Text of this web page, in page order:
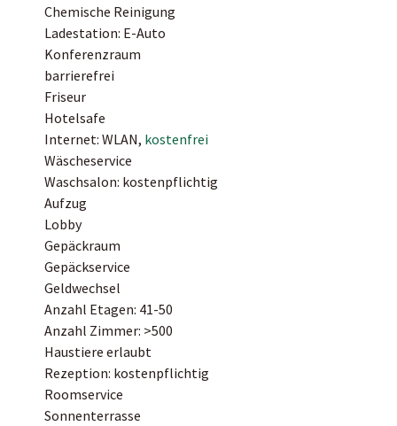
Chemische Reinigung
Ladestation: E-Auto
Konferenzraum
barrierefrei
Friseur
Hotelsafe
Internet: WLAN, kostenfrei
Wäscheservice
Waschsalon: kostenpflichtig
Aufzug
Lobby
Gepäckraum
Gepäckservice
Geldwechsel
Anzahl Etagen: 41-50
Anzahl Zimmer: >500
Haustiere erlaubt
Rezeption: kostenpflichtig
Roomservice
Sonnenterrasse